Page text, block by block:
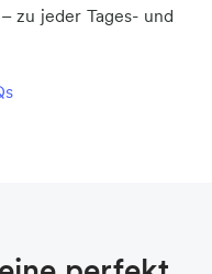
zu jeder Tages- und